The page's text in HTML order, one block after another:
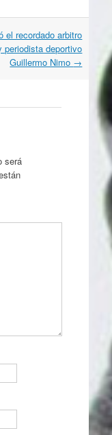
el recordado arbitro
periodista deportivo
Guillermo Nimo →
será